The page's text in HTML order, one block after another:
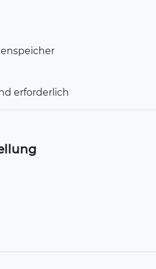
erforderlich